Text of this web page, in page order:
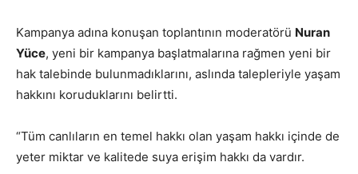
Kampanya adına konuşan toplantının moderatörü Nuran
Yüce, yeni bir kampanya başlatmalarına rağmen yeni bir
hak talebinde bulunmadıklarını, aslında talepleriyle yaşam
hakkını koruduklarını belirtti.
“Tüm canlıların en temel hakkı olan yaşam hakkı içinde de
yeter miktar ve kalitede suya erişim hakkı da vardır.